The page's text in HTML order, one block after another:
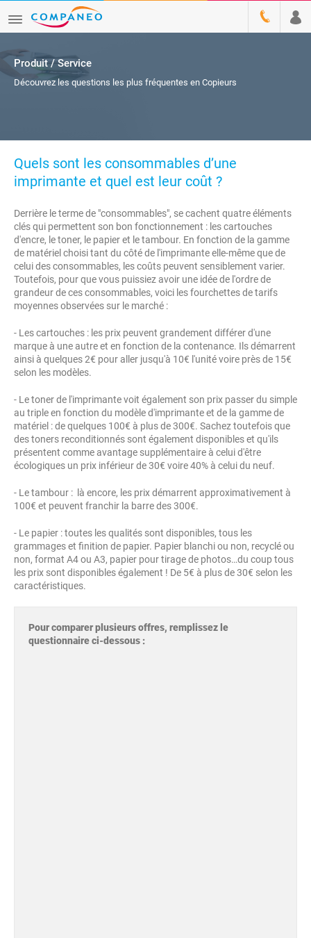
Produit / Service
Découvrez les questions les plus fréquentes en Copieurs
Quels sont les consommables d’une
imprimante et quel est leur coût ?
Derrière le terme de "consommables", se cachent quatre éléments
clés qui permettent son bon fonctionnement : les cartouches
d'encre, le toner, le papier et le tambour. En fonction de la gamme
de matériel choisi tant du côté de l'imprimante elle-même que de
celui des consommables, les coûts peuvent sensiblement varier.
Toutefois, pour que vous puissiez avoir une idée de l'ordre de
grandeur de ces consommables, voici les fourchettes de tarifs
moyennes observées sur le marché :
- Les cartouches : les prix peuvent grandement différer d'une
marque à une autre et en fonction de la contenance. Ils démarrent
ainsi à quelques 2€ pour aller jusqu'à 10€ l'unité voire près de 15€
selon les modèles.
- Le toner de l'imprimante voit également son prix passer du simple
au triple en fonction du modèle d'imprimante et de la gamme de
matériel : de quelques 100€ à plus de 300€. Sachez toutefois que
des toners reconditionnés sont également disponibles et qu'ils
présentent comme avantage supplémentaire à celui d'être
écologiques un prix inférieur de 30€ voire 40% à celui du neuf.
- Le tambour : là encore, les prix démarrent approximativement à
100€ et peuvent franchir la barre des 300€.
- Le papier : toutes les qualités sont disponibles, tous les
grammages et finition de papier. Papier blanchi ou non, recyclé ou
non, format A4 ou A3, papier pour tirage de photos…du coup tous
les prix sont disponibles également ! De 5€ à plus de 30€ selon les
caractéristiques.
Pour comparer plusieurs offres, remplissez le
questionnaire ci-dessous :